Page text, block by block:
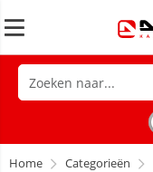
Home Categorieën